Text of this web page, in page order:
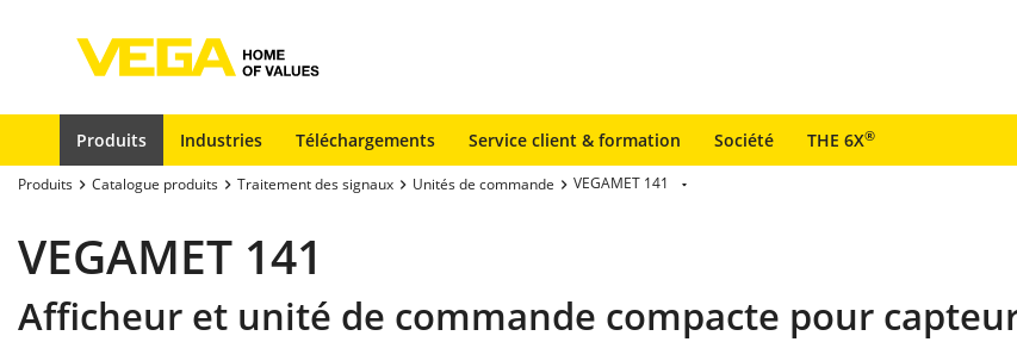
Produits Industries Téléchargements Service client & formation Société THE 6X®
Produits Catalogue produits Traitement des signaux Unités de commande VEGAMET 141
VEGAMET 141
Afficheur et unité de commande compacte pour